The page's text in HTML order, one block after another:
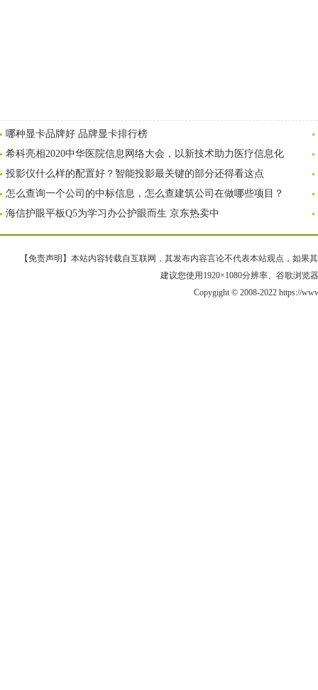
哪种显卡品牌好 品牌显卡排行榜
希科亮相2020中华医院信息网络大会，以新技术助力医疗信息化
投影仪什么样的配置好？智能投影最关键的部分还得看这点
怎么查询一个公司的中标信息，怎么查建筑公司在做哪些项目？
海信护眼平板Q5为学习办公护眼而生 京东热卖中
【免责声明】本站内容转载自互联网，其发布内容言论不代表本站观点，如果
建议您使用1920×1080分辨率、谷歌浏览
Copygight © 2008-2022 https://